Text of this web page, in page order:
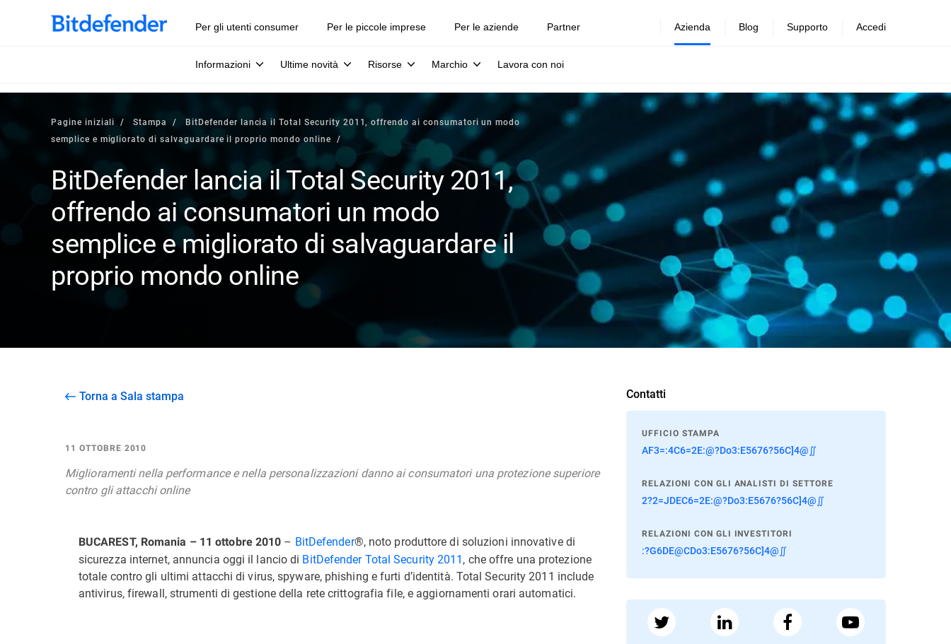
Per gli utenti consumer Per le piccole imprese Per le aziende Partner Azienda
Informazioni Ultime novità Risorse Marchio Lavora con noi
Blog Supporto Accedi
Pagine iniziali Stampa
BitDefender lancia il Total Security 2011, offrendo ai consumatori un modo
semplice e migliorato di salvaguardare il proprio mondo online
BitDefender lancia il Total Security 2011,
offrendo ai consumatori un modo
semplice e migliorato di salvaguardare il
proprio mondo online
Torna a Sala stampa
11 OTTOBRE 2010
Miglioramenti nella performance e nella personalizzazioni danno ai consumatori una protezione superiore
contro gli attacchi online
BUCAREST, Romania – 11 ottobre 2010 – BitDefender®, noto produttore di soluzioni innovative di
sicurezza internet, annuncia oggi il lancio di BitDefender Total Security 2011, che offre una protezione
totale contro gli ultimi attacchi di virus, spyware, phishing e furti d’identità. Total Security 2011 include
antivirus, firewall, strumenti di gestione della rete crittografia file, e aggiornamenti orari automatici.
Contatti
UFFICIO STAMPA
AF3=:4C6=2E:@?Do3:E5676?56C]4@∬
RELAZIONI CON GLI ANALISTI DI SETTORE
2?2=JDEC6=2E:@?Do3:E5676?56C]4@∬
RELAZIONI CON GLI INVESTITORI
:?G6DE@CDo3:E5676?56C]4@∬